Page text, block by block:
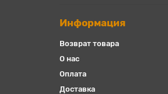
Информация
Возврат товара
О нас
Оплата
Доставка